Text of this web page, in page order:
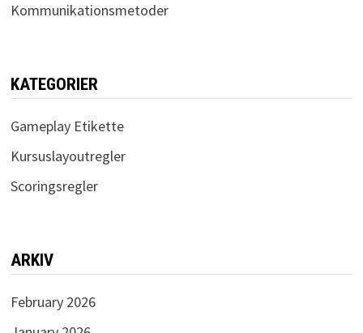
Kommunikationsmetoder
KATEGORIER
Gameplay Etikette
Kursuslayoutregler
Scoringsregler
ARKIV
February 2026